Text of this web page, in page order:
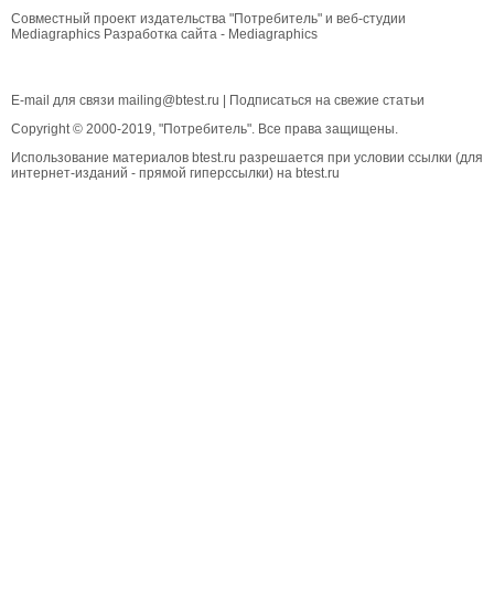
Совместный проект издательства "Потребитель" и веб-студии
Mediagraphics Разработка сайта - Mediagraphics
E-mail для связи mailing@btest.ru
Подписаться на свежие статьи
Copyright © 2000-2019, "Потребитель". Все права защищены.
Использование материалов btest.ru разрешается при условии ссылки (для
интернет-изданий - прямой гиперссылки) на btest.ru